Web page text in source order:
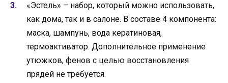
«Эстель» – набор, который можно использовать,
как дома, так и в салоне. В составе 4 компонента:
маска, шампунь, вода кератиновая,
термоактиватор. Дополнительное применение
утюжков, фенов с целью восстановления
прядей не требуется.